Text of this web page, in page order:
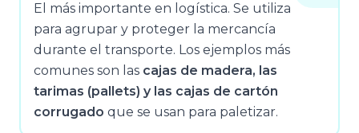
El más importante en logística. Se utiliza
para agrupar y proteger la mercancía
durante el transporte. Los ejemplos más
comunes son las cajas de madera, las
tarimas (pallets) y las cajas de cartón
corrugado que se usan para paletizar.